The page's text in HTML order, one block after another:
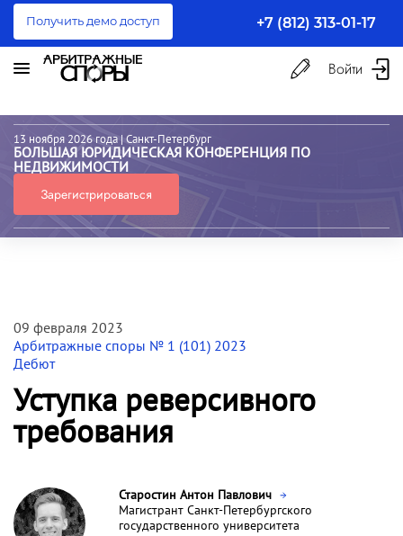
Получить демо доступ +7 (812) 313-01-17
Войти
13 ноября 2026 года | Санкт-Петербург
БОЛЬШАЯ ЮРИДИЧЕСКАЯ КОНФЕРЕНЦИЯ ПО
НЕДВИЖИМОСТИ
Зарегистрироваться
09 февраля 2023
Арбитражные споры № 1 (101) 2023
Дебют
Уступка реверсивного
требования
Старостин Антон Павлович
Магистрант Санкт-Петербургского
государственного университета